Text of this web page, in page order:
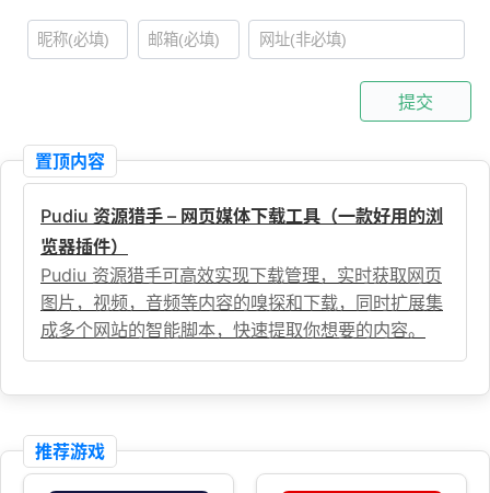
提交
置顶内容
Pudiu 资源猎手 – 网页媒体下载工具（一款好用的浏
览器插件）
Pudiu 资源猎手可高效实现下载管理，实时获取网页
图片，视频，音频等内容的嗅探和下载，同时扩展集
成多个网站的智能脚本，快速提取你想要的内容。
推荐游戏